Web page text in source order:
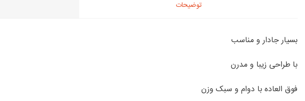
توضیحات
بسیار جادار و مناسب
با طراحی زیبا و مدرن
فوق العاده با دوام و سبک وزن